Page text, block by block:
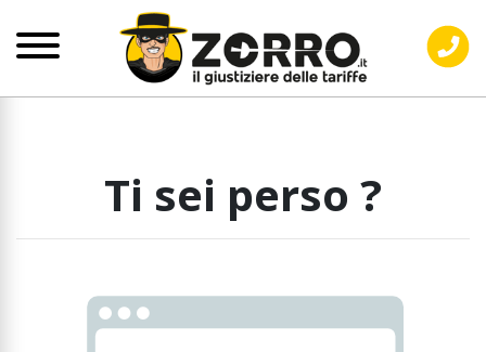
Ti sei perso ?